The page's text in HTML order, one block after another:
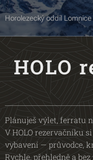
Horolezecký oddíl
HOLO
Plánuješ výlet, ferratu
V HOLO rezervačníku
vybavení — průvodce,
Rychle, přehledně a